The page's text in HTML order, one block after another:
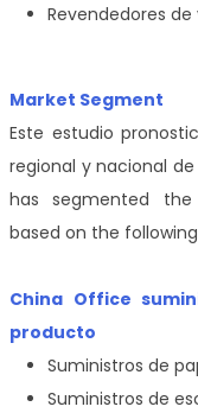
Revendedores de
Market Segment
Este estudio
regional y nacional de
has segmented
based on the
China Office
producto
Suministros de
Suministros de